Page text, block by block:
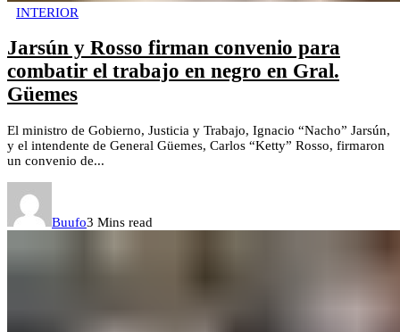
INTERIOR
Jarsún y Rosso firman convenio para
combatir el trabajo en negro en Gral.
Güemes
El ministro de Gobierno, Justicia y Trabajo, Ignacio “Nacho” Jarsún,
y el intendente de General Güemes, Carlos “Ketty” Rosso, firmaron
un convenio de...
Buufo3 Mins read